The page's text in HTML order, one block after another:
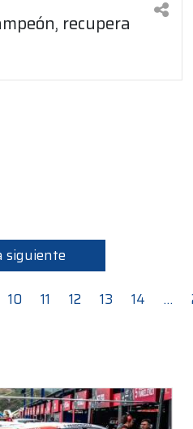
recupera
siguiente
10 11 12 13 14 …